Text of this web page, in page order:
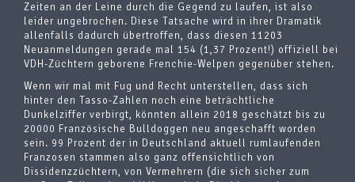
Zeiten an der Leine durch die Gegend zu laufen, ist also
leider ungebrochen. Diese Tatsache wird in ihrer Dramatik
allenfalls dadurch übertroffen, dass diesen 11203
Neuanmeldungen gerade mal 154 (1,37 Prozent!) offiziell bei
VDH-Züchtern geborene Frenchie-Welpen gegenüber stehen.
Wenn wir mal mit Fug und Recht unterstellen, dass sich
hinter den Tasso-Zahlen noch eine beträchtliche
Dunkelziffer verbirgt, könnten allein 2018 geschätzt bis zu
20000 Französische Bulldoggen neu angeschafft worden
sein. 99 Prozent der in Deutschland aktuell rumlaufenden
Franzosen stammen also ganz offensichtlich von
Dissidenzzüchtern, von Vermehrern (die sich sicher zum